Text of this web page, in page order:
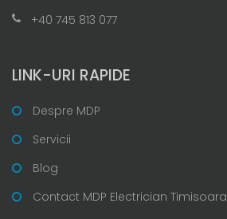
+40 745 813 077
LINK-URI RAPIDE
Despre MDP
Servicii
Blog
Contact MDP Electrician Timisoara